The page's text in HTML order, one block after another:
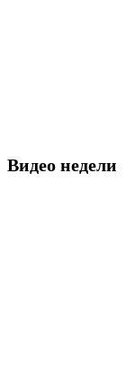
Видео недели